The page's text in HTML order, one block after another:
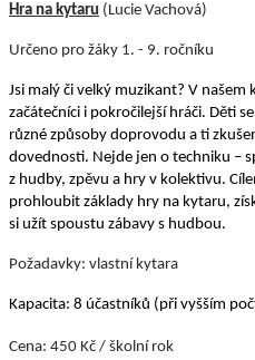
Hra na kytaru (Lucie Vachová)
Určeno pro žáky 1. - 9. ročníku
Jsi malý či velký muzikant? V
začátečníci i pokročilejší hráči. Děti
různé způsoby doprovodu a ti
dovednosti. Nejde jen o techniku –
z hudby, zpěvu a hry v kolektivu.
prohloubit základy hry na kytaru,
si užít spoustu zábavy s hudbou.
Požadavky: vlastní kytara
Kapacita: 8 účastníků (při vyšším
Cena: 450 Kč / školní rok